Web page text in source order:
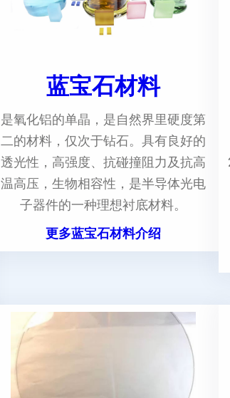
蓝宝石材料
是氧化铝的单晶，是自然界里硬度第
二的材料，仅次于钻石。具有良好的
透光性，高强度、抗碰撞阻力及抗高
温高压，生物相容性，是半导体光电
子器件的一种理想衬底材料。
更多蓝宝石材料介绍